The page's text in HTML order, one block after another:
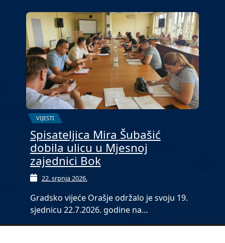
VIJESTI
Spisateljica Mira Šubašić
dobila ulicu u Mjesnoj
zajednici Bok
22. srpnja 2026.
Gradsko vijeće Orašje održalo je svoju 19.
sjednicu 22.7.2026. godine na…